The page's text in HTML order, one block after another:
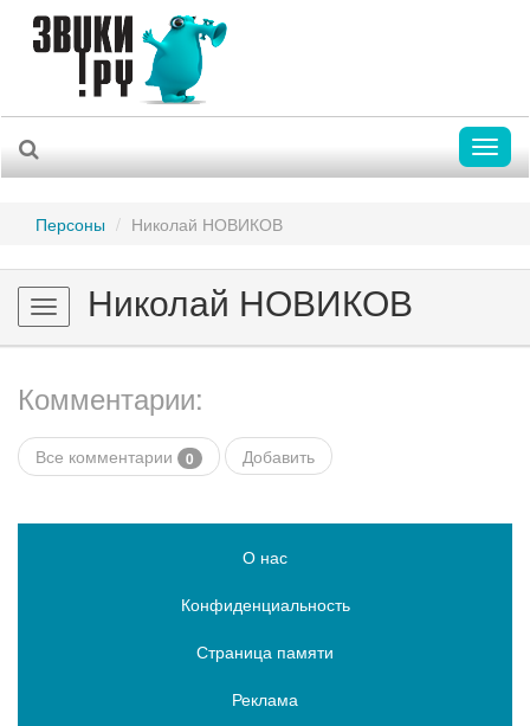
Персоны Николай НОВИКОВ
Toggle
navigation
Николай НОВИКОВ
Комментарии:
Все комментарии 0 Добавить
О нас
Конфиденциальность
Страница памяти
Реклама